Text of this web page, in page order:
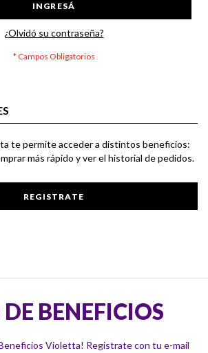
INGRESÁ
¿Olvidó su contraseña?
te permite acceder a distintos beneficios:
más rápido y ver el historial de pedidos.
REGISTRATE
BENEFICIOS
Violetta! Registrate con tu e-mail